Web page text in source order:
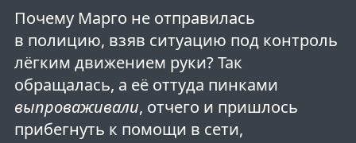
Почему Марго не отправилась
в полицию, взяв ситуацию под контроль
лёгким движением руки? Так
обращалась, а её оттуда пинками
выпроваживали, отчего и пришлось
прибегнуть к помощи в сети,